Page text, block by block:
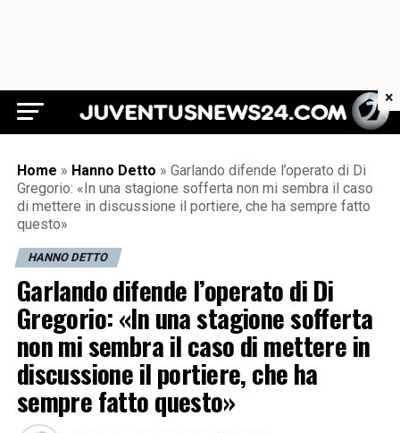
Juventus News 24
Home » Hanno Detto » Garlando difende l’operato di Di
Gregorio: «In una stagione sofferta non mi sembra il caso
di mettere in discussione il portiere, che ha sempre fatto
questo»
HANNO DETTO
Garlando difende l’operato di Di
Gregorio: «In una stagione sofferta
non mi sembra il caso di mettere in
discussione il portiere, che ha
sempre fatto questo»
×